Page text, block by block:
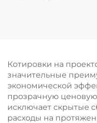
внешнего брендинга
и проекции на
Котировки на
значительные
экономической
прозрачную ценовую
исключает скрытые
расходы на